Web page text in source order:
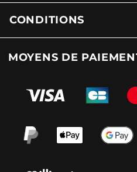
CONDITIONS
MOYENS DE